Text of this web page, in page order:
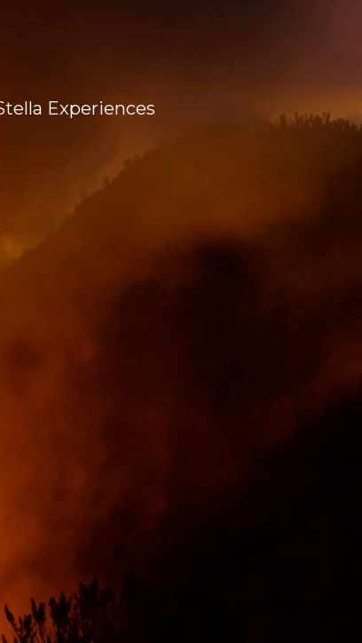
Experiences